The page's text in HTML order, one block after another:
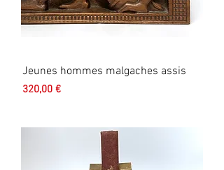
Jeunes hommes malgaches assis
Prix
320,00 €